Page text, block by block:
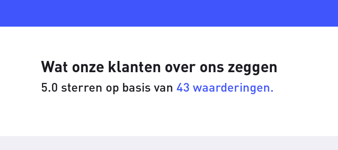
Wat onze klanten over ons zeggen
5.0 sterren op basis van 43 waarderingen.